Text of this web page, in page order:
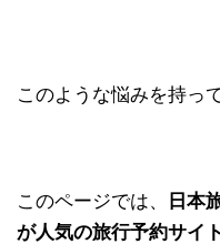
このような悩みを持っ
このページでは、
日本
が人気の旅行予約サイ